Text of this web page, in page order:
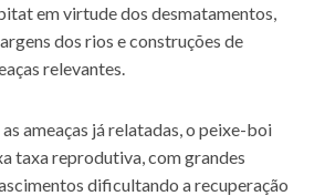
em virtude dos desmatamentos,
dos rios e construções de
relevantes.
ameaças já relatadas, o peixe-boi
taxa reprodutiva, com grandes
dificultando a recuperação